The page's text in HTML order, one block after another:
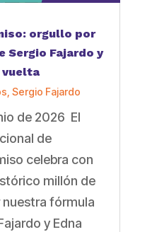
orgullo por
Sergio Fajardo y
vuelta
Sergio Fajardo
de 2026 El
de
celebra con
millón de
fórmula
y Edna